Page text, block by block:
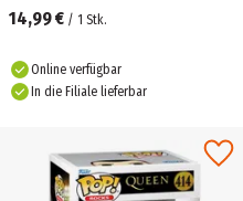
14,99 € / 1 Stk.
Online verfügbar
In die Filiale lieferbar